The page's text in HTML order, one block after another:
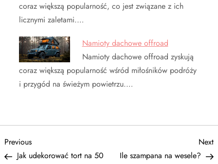
coraz większą popularność, co jest związane z ich
licznymi zaletami.…
Namioty dachowe offroad
Namioty dachowe offroad zyskują
coraz większą popularność wśród miłośników podróży
i przygód na świeżym powietrzu.…
N
Previous
Post
Previous
Jak udekorować tort na 50
Next
Ile szampana na wesele?